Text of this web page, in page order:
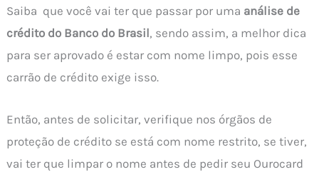
Saiba que você vai ter que passar por uma análise de
crédito do Banco do Brasil, sendo assim, a melhor dica
para ser aprovado é estar com nome limpo, pois esse
carrão de crédito exige isso.
Então, antes de solicitar, verifique nos órgãos de
proteção de crédito se está com nome restrito, se tiver,
vai ter que limpar o nome antes de pedir seu Ourocard